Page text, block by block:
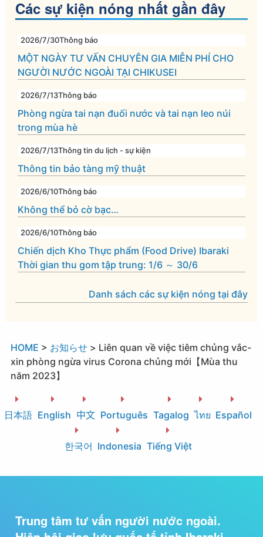
Các sự kiện nóng nhất gần đây
2026/7/30Thông báo
MỘT NGÀY TƯ VẤN CHUYÊN GIA MIỄN PHÍ CHO
NGƯỜI NƯỚC NGOÀI TẠI CHIKUSEI
2026/7/13Thông báo
Phòng ngừa tai nạn đuối nước và tai nạn leo núi
trong mùa hè
2026/7/13Thông tin du lịch - sự kiện
Thông tin bảo tàng mỹ thuật
2026/6/10Thông báo
Không thể bỏ cờ bạc…
2026/6/10Thông báo
Chiến dịch Kho Thực phẩm (Food Drive) Ibaraki
Thời gian thu gom tập trung: 1/6 ～ 30/6
Danh sách các sự kiện nóng tại đây
HOME > お知らせ > Liên quan về việc tiêm chủng vắc-
xin phòng ngừa virus Corona chủng mới【Mùa thu
năm 2023】
日本語 English 中文 Português Tagalog ไทย Español
한국어 Indonesia Tiếng Việt
Trung tâm tư vấn người nước ngoài.